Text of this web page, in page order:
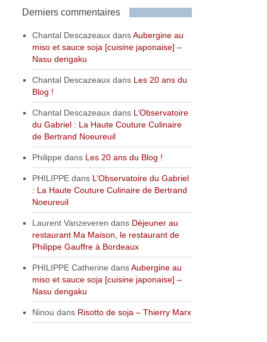
Derniers commentaires
Chantal Descazeaux dansAubergine au
miso et sauce soja [cuisine japonaise] –
Nasu dengaku
Chantal Descazeaux dans Les 20 ans du
Blog !
Chantal Descazeaux dans L’Observatoire
du Gabriel : La Haute Couture Culinaire
de Bertrand Noeureuil
Philippe dans Les 20 ans du Blog !
PHILIPPE dans L’Observatoire du Gabriel
: La Haute Couture Culinaire de Bertrand
Noeureuil
Laurent Vanzeveren dans Déjeuner au
restaurant Ma Maison, le restaurant de
Philippe Gauffre à Bordeaux
PHILIPPE Catherine dansAubergine au
miso et sauce soja [cuisine japonaise] –
Nasu dengaku
Ninou dans Risotto de soja – Thierry Marx